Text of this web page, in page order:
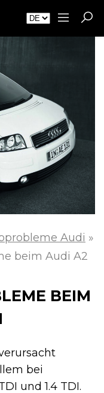
Audi »
beim Audi A2
BEIM
bei
und 1.4 TDI.